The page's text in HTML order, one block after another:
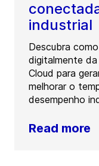
industrial
Descubra
digitalmente
Cloud para
melhorar o
desempenho
Read more